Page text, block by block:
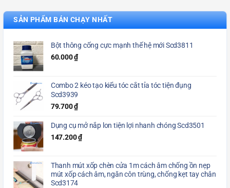
SẢN PHẨM BÁN CHẠY NHẤT
Bột thông cống cực mạnh thế hệ mới Scd3811
60.000₫
Combo 2 kéo tạo kiểu tóc cắt tỉa tóc tiện đụng
Scd3939
79.700₫
Dụng cụ mở nắp lon tiện lợi nhanh chóng Scd3501
147.200₫
Thanh mút xốp chèn cửa 1m cách âm chống ồn nẹp
mút xốp cách âm, ngăn côn trùng, chống kẹt tay chân
Scd3174